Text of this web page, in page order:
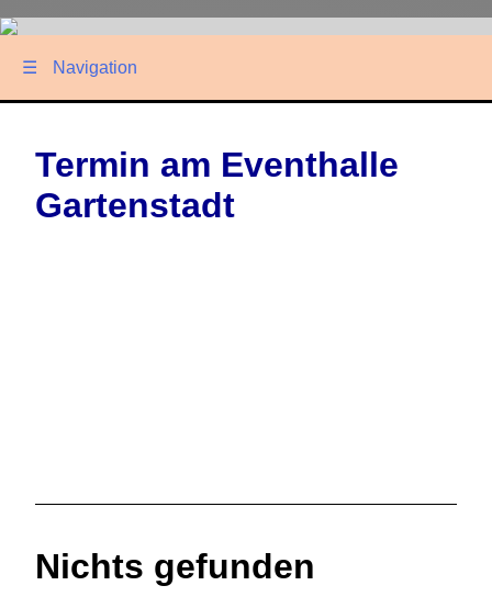
☰ Navigation
Termin am Eventhalle
Gartenstadt
Nichts gefunden